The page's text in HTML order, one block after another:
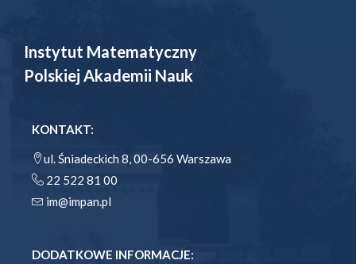
Instytut Matematyczny
Polskiej Akademii Nauk
KONTAKT:
ul. Śniadeckich 8, 00-656 Warszawa
22 522 81 00
im@impan.pl
DODATKOWE INFORMACJE: